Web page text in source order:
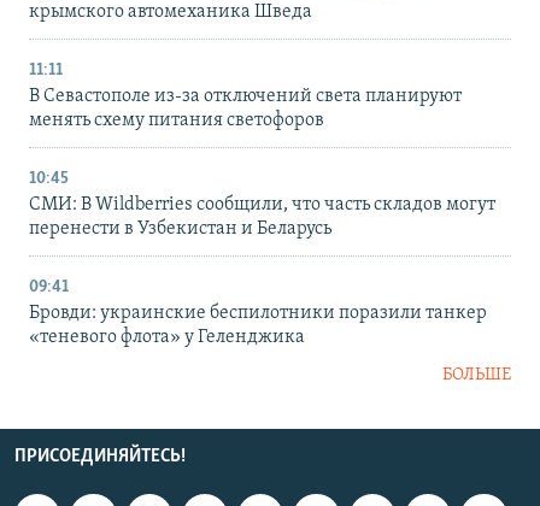
крымского автомеханика Шведа
11:11
В Севастополе из-за отключений света планируют
менять схему питания светофоров
10:45
СМИ: В Wildberries сообщили, что часть складов могут
перенести в Узбекистан и Беларусь
09:41
Бровди: украинские беспилотники поразили танкер
«теневого флота» у Геленджика
БОЛЬШЕ
ПРИСОЕДИНЯЙТЕСЬ!